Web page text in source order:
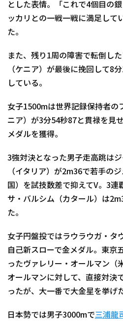
とした表情。「これで4個目の
ッカリとの一戦一戦に満足して
た。
また、残り1周の障害で転倒し
（ケニア）が最後に挽回して8
している。
女子1500mは世界記録保持者の
ニア）が3分54秒87と貫禄を見
メダルを獲得。
3強対決となった男子走高跳は
（イタリア）が2m36で若手の
国）を試技数差で抑えてV。3連
サ・バルシム（カタール）は
た。
女子円盤投ではラウラウガ・タ
自己新スローで金メダル。東京
ったヴァレリー・オールマン（
オールマンに対して、直接対決
ったが、大一番で大金星を挙げた
日本勢では男子3000mで三浦龍